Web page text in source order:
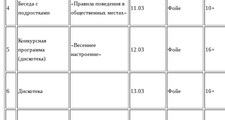
4
Беседа с
подростками
«Правила поведения в
общественных местах»
11.03 Фойе 10+
5
Конкурсная
программа
(дискотека)
«Весеннее
настроение»
12.03 Фойе 16+
6 Дискотека 13.03 Фойе 16+